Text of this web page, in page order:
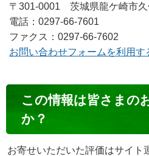
〒301-0001 茨城県龍ケ崎市久
電話：0297-66-7601
ファクス：0297-66-7602
お問い合わせフォームを利用す
ン
ン
この情報は皆さまの
か？
お寄せいただいた評価はサイト